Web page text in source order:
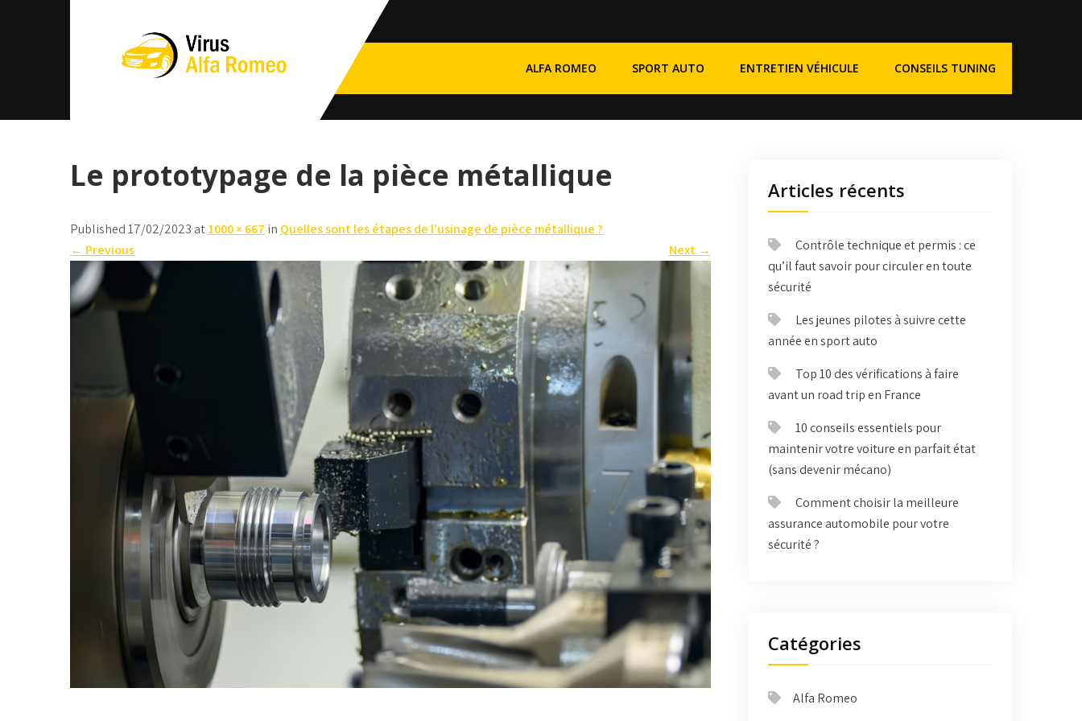
ALFA ROMEO SPORT AUTO ENTRETIEN VÉHICULE CONSEILS TUNING
Le prototypage de la pièce métallique
Published 17/02/2023 at1000 × 667 in Quelles sont les étapes de l’usinage de pièce métallique ?
← Previous Next →
Articles récents
Contrôle technique et permis : ce
qu’il faut savoir pour circuler en toute
sécurité
Les jeunes pilotes à suivre cette
année en sport auto
Top 10 des vérifications à faire
avant un road trip en France
10 conseils essentiels pour
maintenir votre voiture en parfait état
(sans devenir mécano)
Comment choisir la meilleure
assurance automobile pour votre
sécurité ?
Catégories
Alfa Romeo